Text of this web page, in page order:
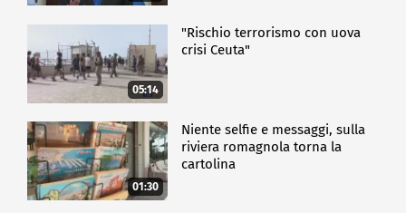
05:14
"Rischio terrorismo con uova
crisi Ceuta"
01:30
Niente selfie e messaggi, sulla
riviera romagnola torna la
cartolina